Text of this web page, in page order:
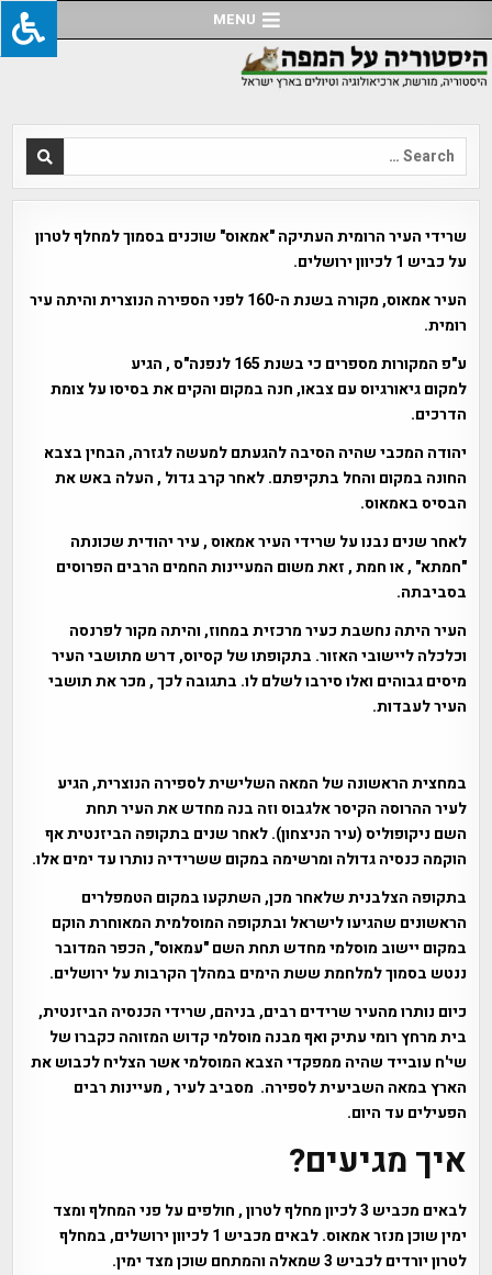
to
content
MENU
Search
for:
שרידי העיר הרומית העתיקה "אמאוס" שוכנים בסמוך למחלף לטרון
על כביש 1 לכיוון ירושלים.
העיר אמאוס, מקורה בשנת ה-160 לפני הספירה הנוצרית והיתה עיר
רומית.
ע"פ המקורות מספרים כי בשנת 165 לנפנה"ס , הגיע
למקום גיאורגיוס עם צבאו, חנה במקום והקים את בסיסו על צומת
הדרכים.
יהודה המכבי שהיה הסיבה להגעתם למעשה לגזרה, הבחין בצבא
החונה במקום והחל בתקיפתם. לאחר קרב גדול , העלה באש את
הבסיס באמאוס.
לאחר שנים נבנו על שרידי העיר אמאוס , עיר יהודית שכונתה
"חמתא" , או חמת , זאת משום המעיינות החמים הרבים הפרוסים
בסביבתה.
העיר היתה נחשבת כעיר מרכזית במחוז, והיתה מקור לפרנסה
וכלכלה ליישובי האזור. בתקופתו של קסיוס, דרש מתושבי העיר
מיסים גבוהים ואלו סירבו לשלם לו. בתגובה לכך , מכר את תושבי
העיר לעבדות.
במחצית הראשונה של המאה השלישית לספירה הנוצרית, הגיע
לעיר ההרוסה הקיסר אלגבוס וזה בנה מחדש את העיר תחת
השם ניקופוליס (עיר הניצחון). לאחר שנים בתקופה הביזנטית אף
הוקמה כנסיה גדולה ומרשימה במקום ששרידיה נותרו עד ימים אלו.
בתקופה הצלבנית שלאחר מכן, השתקעו במקום הטמפלרים
הראשונים שהגיעו לישראל ובתקופה המוסלמית המאוחרת הוקם
במקום יישוב מוסלמי מחדש תחת השם "עמאוס", הכפר המדובר
ננטש בסמוך למלחמת ששת הימים במהלך הקרבות על ירושלים.
כיום נותרו מהעיר שרידים רבים, בניהם, שרידי הכנסיה הביזנטית,
בית מרחץ רומי עתיק ואף מבנה מוסלמי קדוש המזוהה כקברו של
שי'ח עובייד שהיה ממפקדי הצבא המוסלמי אשר הצליח לכבוש את
הארץ במאה השביעית לספירה. מסביב לעיר , מעיינות רבים
הפעילים עד היום.
איך מגיעים?
לבאים מכביש 3 לכיון מחלף לטרון , חולפים על פני המחלף ומצד
ימין שוכן מנזר אמאוס. לבאים מכביש 1 לכיוון ירושלים, במחלף
לטרון יורדים לכביש 3 שמאלה והמתחם שוכן מצד ימין.